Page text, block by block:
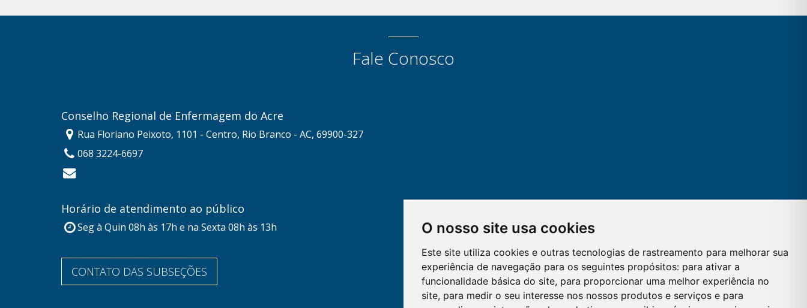
O nosso site usa cookies
Este site utiliza cookies e outras tecnologias de rastreamento para melhorar sua
experiência de navegação para os seguintes propósitos: para ativar a
funcionalidade básica do site, para proporcionar uma melhor experiência no
site, para medir o seu interesse nos nossos produtos e serviços e para
Fale Conosco
Conselho Regional de Enfermagem do Acre
Rua Floriano Peixoto, 1101 - Centro, Rio Branco - AC, 69900-327
068 3224-6697
Horário de atendimento ao público
Seg à Quin 08h às 17h e na Sexta 08h às 13h
CONTATO DAS SUBSEÇÕES